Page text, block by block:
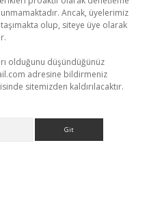
Ancak, üyelerimiz
olup, siteye üye olarak
olduğunu düşündüğünüz
adresine bildirmeniz
sitemizden kaldırılacaktır.